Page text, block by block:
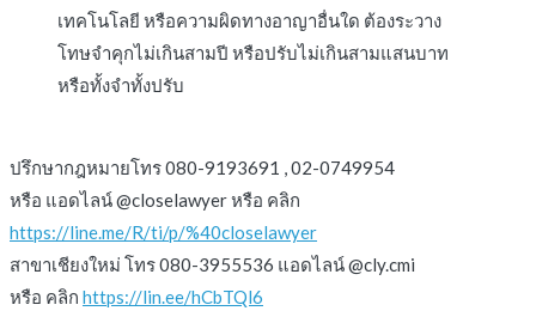
เทคโนโลยี หรือความผิดทางอาญาอื่นใด ต้องระวาง
โทษจำคุกไม่เกินสามปี หรือปรับไม่เกินสามแสนบาท
หรือทั้งจำทั้งปรับ
ปรึกษากฎหมายโทร 080-9193691 , 02-0749954
หรือ แอดไลน์ @closelawyer หรือ คลิก
https://line.me/R/ti/p/%40closelawyer
สาขาเชียงใหม่ โทร 080-3955536 แอดไลน์ @cly.cmi
หรือ คลิก https://lin.ee/hCbTQl6